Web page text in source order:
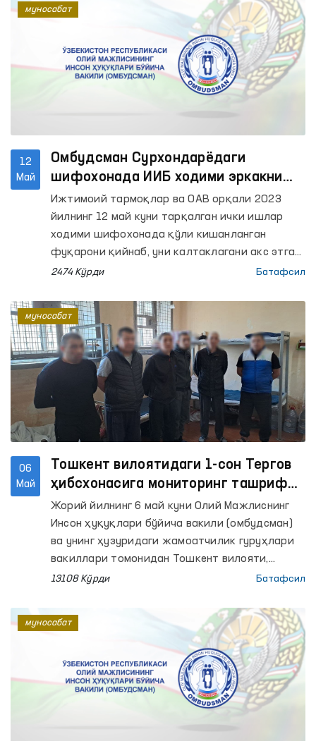
12
Май
Омбудсман Сурхондарёдаги
шифохонада ИИБ ходими эркакни
кишанлаб, жисмоний куч ишлатгани
ҳолати бўйича муносабат билдирди
Ижтимоий тармоқлар ва ОАВ орқали 2023
йилнинг 12 май куни тарқалган ички ишлар
ходими шифохонада қўли кишанланган
фуқарони қийнаб, уни калтаклагани акс этган
видео Омбудсманнинг Сурхондарё
Артиков томонидан ўрганилди.
2474 Кўрди Батафсил
муносабат
06
Май
Тошкент вилоятидаги 1-сон Тергов
ҳибсхонасига мониторинг ташрифи
амалга оширилди
Жорий йилнинг 6 май куни Олий Мажлиснинг
Инсон ҳуқуқлари бўйича вакили (омбудсман)
ва унинг ҳузуридаги жамоатчилик гуруҳлари
вакиллари томонидан Тошкент вилояти,
Зангиота туманидаги 1-сон Тергов
13108 Кўрди Батафсил
муносабат
муносабат